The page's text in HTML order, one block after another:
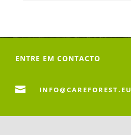
ENTRE EM CONTACTO
 INFO@CAREFOREST.EU